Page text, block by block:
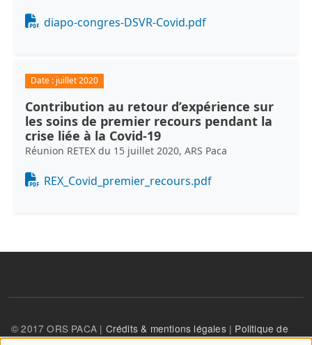
Document
diapo-congres-DSVR-Covid.pdf
Date : juillet 2020
Contribution au retour d’expérience sur
les soins de premier recours pendant la
crise liée à la Covid-19
Réunion RETEX du 15 juillet 2020, ARS Paca
Document
REX_Covid_premier_recours.pdf
© 2017 ORS PACA | Crédits & mentions légales| Politique de